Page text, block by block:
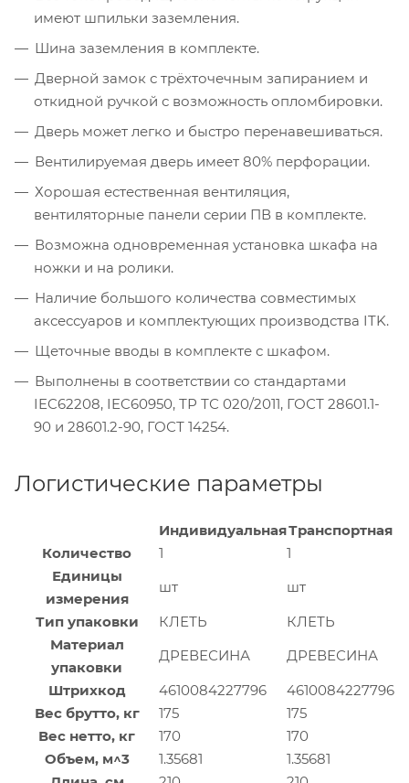
имеют шпильки заземления.
Шина заземления в комплекте.
Дверной замок с трёхточечным запиранием и
откидной ручкой с возможность опломбировки.
Дверь может легко и быстро перенавешиваться.
Вентилируемая дверь имеет 80% перфорации.
Хорошая естественная вентиляция,
вентиляторные панели серии ПВ в комплекте.
Возможна одновременная установка шкафа на
ножки и на ролики.
Наличие большого количества совместимых
аксессуаров и комплектующих производства ITK.
Щеточные вводы в комплекте с шкафом.
Выполнены в соответствии со стандартами
IEC62208, IEC60950, ТР ТС 020/2011, ГОСТ 28601.1-
90 и 28601.2-90, ГОСТ 14254.
Логистические параметры
ИндивидуальнаяТранспортная
Количество
1
1
Единицы
измерения
шт
шт
Тип упаковки
КЛЕТЬ
КЛЕТЬ
Материал
упаковки
ДРЕВЕСИНА
ДРЕВЕСИНА
Штрихкод
4610084227796
4610084227796
Вес брутто, кг
175
175
Вес нетто, кг
170
170
Объем, м^3
1.35681
1.35681